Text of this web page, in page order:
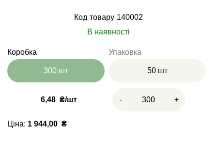
Код товару 140002
В наявності
Коробка
300 шт
Упаковка
50 шт
6,48 ₴ - +
Ціна: 1 944,00 ₴